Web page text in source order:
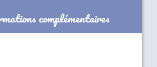
complémentaires